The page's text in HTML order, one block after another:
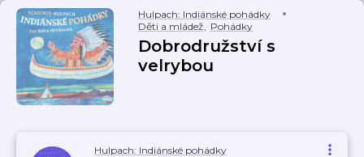
Hulpach: Indiánské pohádky
Děti a mládež, Pohádky
Dobrodružství s
velrybou
Hulpach: Indiánské pohádky